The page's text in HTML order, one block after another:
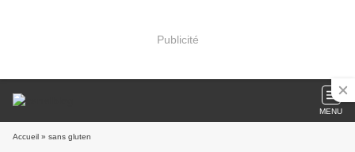
Publicité
MENU
Accueil » sans gluten